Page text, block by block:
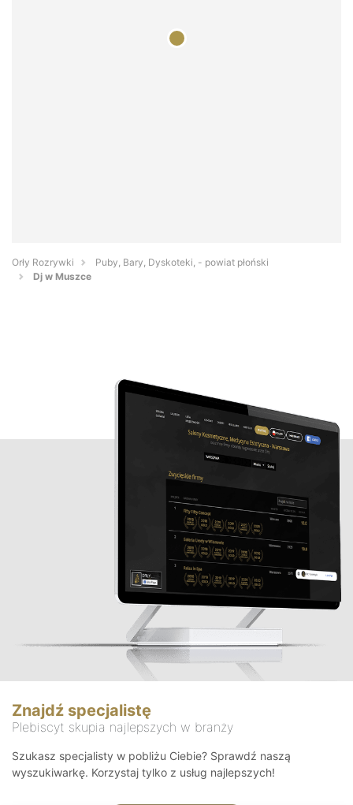
Orły Rozrywki
Puby, Bary, Dyskoteki, - powiat płoński
Dj w Muszce
Znajdź specjalistę
Plebiscyt skupia najlepszych w branży
Szukasz specjalisty w pobliżu Ciebie? Sprawdź naszą
wyszukiwarkę. Korzystaj tylko z usług najlepszych!